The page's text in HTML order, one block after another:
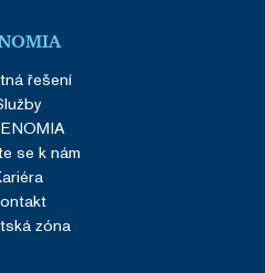
řešení
se k nám
zóna